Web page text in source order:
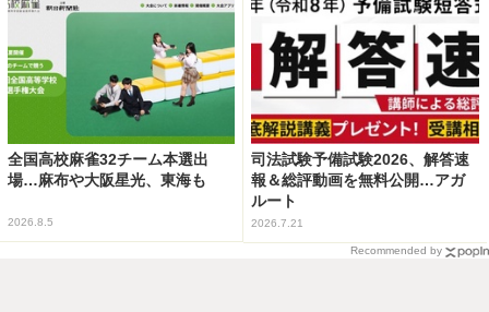
全国高校麻雀32チーム本選出
場…麻布や大阪星光、東海も
2026.8.5
司法試験予備試験2026、解答速
報＆総評動画を無料公開…アガ
ルート
2026.7.21
Recommended by